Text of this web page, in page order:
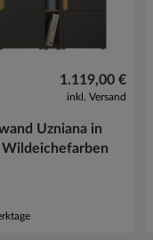
1.119,00 €
inkl. Versand
Uzniana in